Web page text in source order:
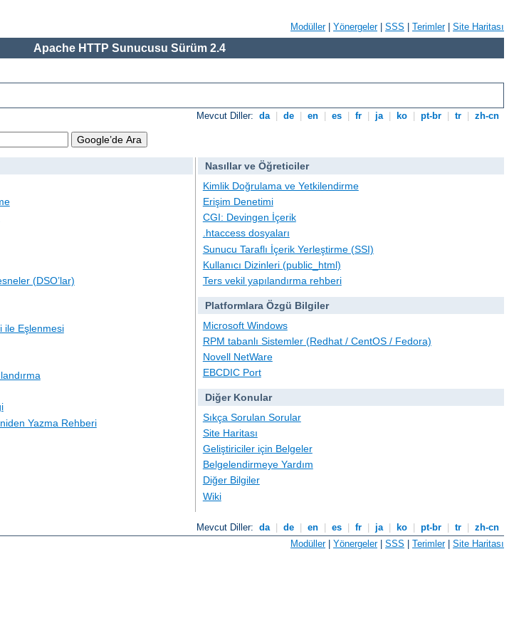
Modüller| Yönergeler| SSS Terimler| Site Haritası
Apache HTTP Sunucusu Sürüm 2.4
Mevcut Diller: da de en es fr ja ko pt-br tr zh-cn
(DSO’lar)
ile Eşlenmesi
Yazma Rehberi
Nasıllar ve Öğreticiler
Kimlik Doğrulama ve Yetkilendirme
Erişim Denetimi
CGI: Devingen İçerik
.htaccess dosyaları
Sunucu Taraflı İçerik Yerleştirme (SSI)
Kullanıcı Dizinleri (public_html)
Ters vekil yapılandırma rehberi
Platformlara Özgü Bilgiler
Microsoft Windows
RPM tabanlı Sistemler (Redhat / CentOS / Fedora)
Novell NetWare
EBCDIC Port
Diğer Konular
Sıkça Sorulan Sorular
Site Haritası
Geliştiriciler için Belgeler
Belgelendirmeye Yardım
Diğer Bilgiler
Wiki
Mevcut Diller: da de en es fr ja ko pt-br tr
zh-cn
Modüller| Yönergeler| SSS | Terimler| Site Haritası